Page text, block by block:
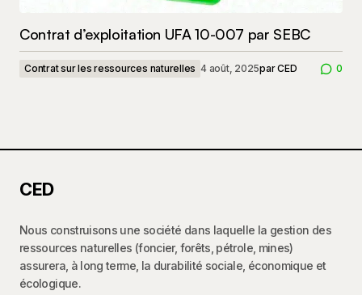
Contrat d’exploitation UFA 10-007 par SEBC
Contrat sur les ressources naturelles 4 août, 2025parCED 0
CED
Nous construisons une société dans laquelle la gestion des
ressources naturelles (foncier, forêts, pétrole, mines)
assurera, à long terme, la durabilité sociale, économique et
écologique.